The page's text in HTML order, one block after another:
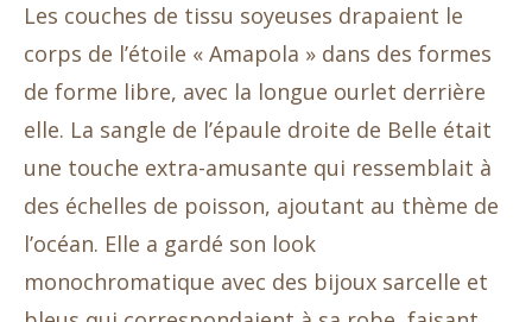
Les couches de tissu soyeuses drapaient le
corps de l’étoile « Amapola » dans des formes
de forme libre, avec la longue ourlet derrière
elle. La sangle de l’épaule droite de Belle était
une touche extra-amusante qui ressemblait à
des échelles de poisson, ajoutant au thème de
l’océan. Elle a gardé son look
monochromatique avec des bijoux sarcelle et